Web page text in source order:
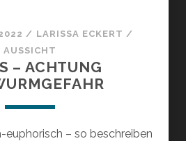
/ LARISSA ECKERT /
AUSSICHT
– ACHTUNG
– so beschreiben